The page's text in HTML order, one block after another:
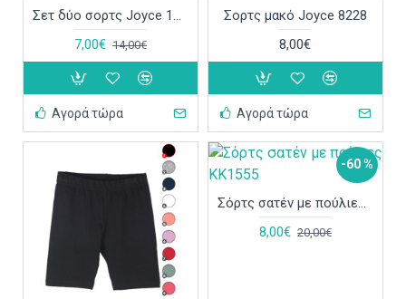
Σετ δύο σορτς Joyce 13811
7,00€ 14,00€
Αγορά τώρα
Σορτς μακό Joyce 8228
8,00€
Αγορά τώρα
-60 %
Σόρτς σατέν με πούλιες ΚΚ1555
8,00€ 20,00€